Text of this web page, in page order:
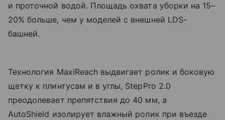
и проточной водой. Площадь охвата уборки на 15–
20% больше, чем у моделей с внешней LDS-
башней.
Технология MaxiReach выдвигает ролик и боковую
щетку к плинтусам и в углы, StepPro 2.0
преодолевает препятствия до 40 мм, а
AutoShield изолирует влажный ролик при въезде